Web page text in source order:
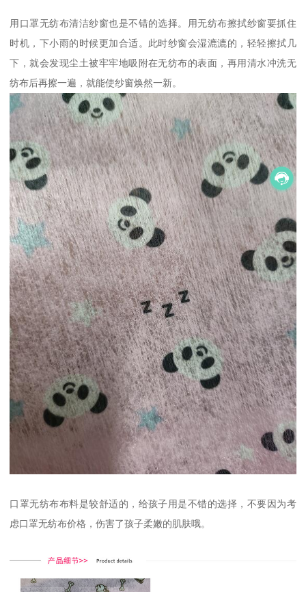
用口罩无纺布清洁纱窗也是不错的选择。用无纺布擦拭纱窗要抓住
时机，下小雨的时候更加合适。此时纱窗会湿漉漉的，轻轻擦拭几
下，就会发现尘土被牢牢地吸附在无纺布的表面，再用清水冲洗无
纺布后再擦一遍，就能使纱窗焕然一新。
口罩无纺布布料是较舒适的，给孩子用是不错的选择，不要因为考
虑口罩无纺布价格，伤害了孩子柔嫩的肌肤哦。